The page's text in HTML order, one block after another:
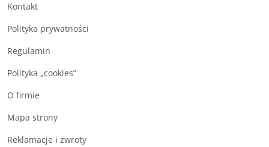
Kontakt
Polityka prywatności
Regulamin
Polityka „cookies”
O firmie
Mapa strony
Reklamacje i zwroty